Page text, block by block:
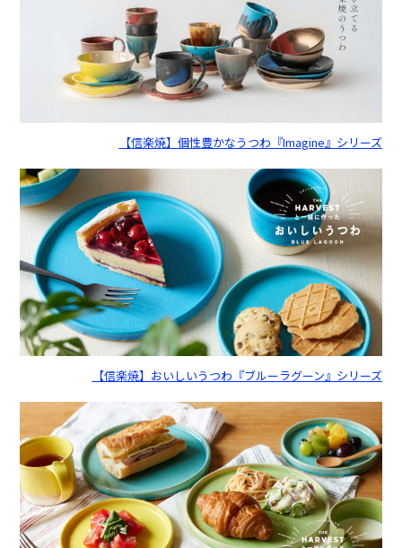
【信楽焼】個性豊かなうつわ『Imagine』シリーズ
【信楽焼】おいしいうつわ『ブルーラグーン』シリーズ